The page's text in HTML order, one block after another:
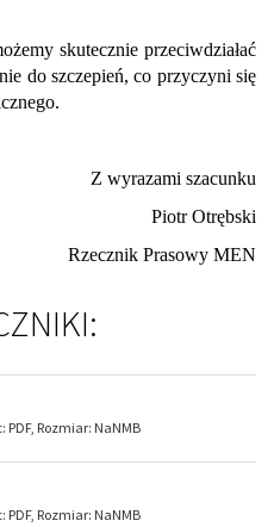
skutecznie przeciwdziałać
do szczepień, co przyczyni się
Z wyrazami szacunku
Piotr Otrębski
Rzecznik Prasowy MEN
PDF, Rozmiar: NaNMB
PDF, Rozmiar: NaNMB